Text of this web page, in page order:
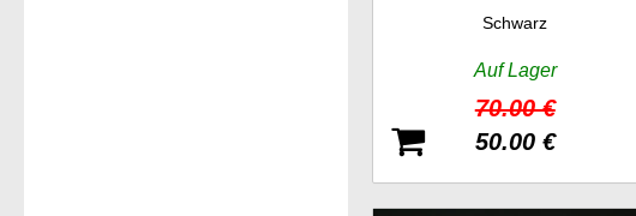
CNV
Schwarz
Auf Lager
70.00 €
50.00 €